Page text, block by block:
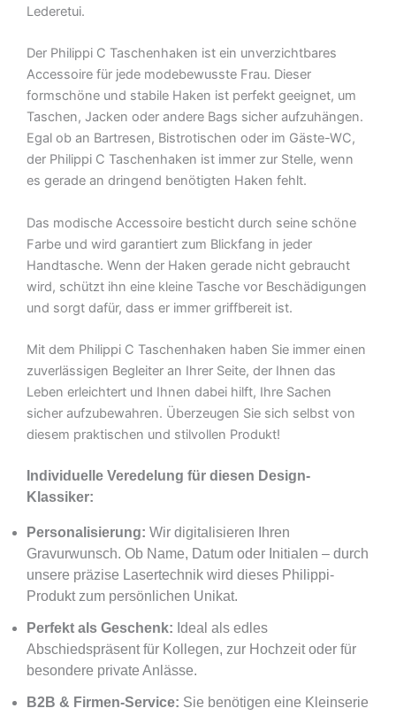
Lederetui.
Der Philippi C Taschenhaken ist ein unverzichtbares
Accessoire für jede modebewusste Frau. Dieser
formschöne und stabile Haken ist perfekt geeignet, um
Taschen, Jacken oder andere Bags sicher aufzuhängen.
Egal ob an Bartresen, Bistrotischen oder im Gäste-WC,
der Philippi C Taschenhaken ist immer zur Stelle, wenn
es gerade an dringend benötigten Haken fehlt.
Das modische Accessoire besticht durch seine schöne
Farbe und wird garantiert zum Blickfang in jeder
Handtasche. Wenn der Haken gerade nicht gebraucht
wird, schützt ihn eine kleine Tasche vor Beschädigungen
und sorgt dafür, dass er immer griffbereit ist.
Mit dem Philippi C Taschenhaken haben Sie immer einen
zuverlässigen Begleiter an Ihrer Seite, der Ihnen das
Leben erleichtert und Ihnen dabei hilft, Ihre Sachen
sicher aufzubewahren. Überzeugen Sie sich selbst von
diesem praktischen und stilvollen Produkt!
Individuelle Veredelung für diesen Design-
Klassiker:
Personalisierung: Wir digitalisieren Ihren
Gravurwunsch. Ob Name, Datum oder Initialen – durch
unsere präzise Lasertechnik wird dieses Philippi-
Produkt zum persönlichen Unikat.
Perfekt als Geschenk: Ideal als edles
Abschiedspräsent für Kollegen, zur Hochzeit oder für
besondere private Anlässe.
B2B & Firmen-Service: Sie benötigen eine Kleinserie